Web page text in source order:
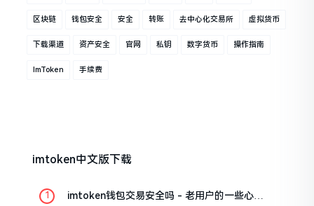
区块链 钱包安全 安全 转账 去中心化交易所 虚拟货币
下载渠道 资产安全 官网 私钥 数字货币 操作指南
ImToken 手续费
imtoken中文版下载
imtoken钱包交易安全吗 - 老用户的一些心里